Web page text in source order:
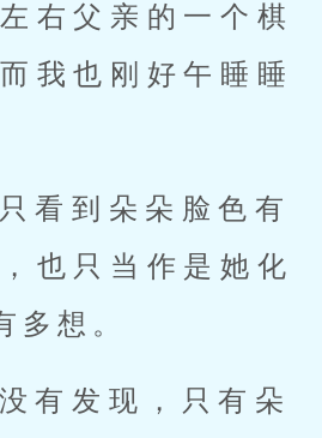
右父亲的一个棋
我也刚好午睡睡
也只当作是她化
多想。